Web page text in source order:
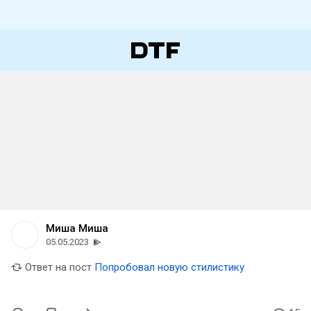
Миша Миша
05.05.2023
Ответ на пост Попробовал новую стилистику